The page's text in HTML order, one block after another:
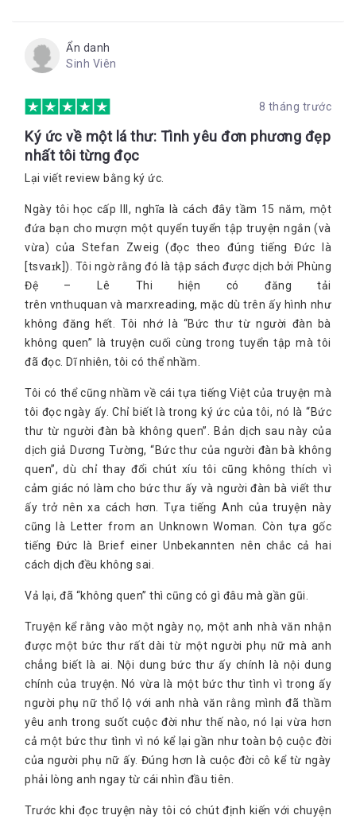
Ẩn danh
Sinh Viên
8 tháng trước
Ký ức về một lá thư: Tình yêu đơn phương đẹp
nhất tôi từng đọc
Lại viết review bằng ký ức.
Ngày tôi học cấp III, nghĩa là cách đây tầm 15 năm, một
đứa bạn cho mượn một quyển tuyển tập truyện ngắn (và
vừa) của Stefan Zweig (đọc theo đúng tiếng Đức là
[tsvaɪk]). Tôi ngờ rằng đó là tập sách được dịch bởi Phùng
Đệ – Lê Thi hiện có đăng tải
trên vnthuquan và marxreading, mặc dù trên ấy hình như
không đăng hết. Tôi nhớ là “Bức thư từ người đàn bà
không quen” là truyện cuối cùng trong tuyển tập mà tôi
đã đọc. Dĩ nhiên, tôi có thể nhầm.
Tôi có thể cũng nhầm về cái tựa tiếng Việt của truyện mà
tôi đọc ngày ấy. Chỉ biết là trong ký ức của tôi, nó là “Bức
thư từ người đàn bà không quen”. Bản dịch sau này của
dịch giả Dương Tường, “Bức thư của người đàn bà không
quen”, dù chỉ thay đổi chút xíu tôi cũng không thích vì
cảm giác nó làm cho bức thư ấy và người đàn bà viết thư
ấy trở nên xa cách hơn. Tựa tiếng Anh của truyện này
cũng là Letter from an Unknown Woman. Còn tựa gốc
tiếng Đức là Brief einer Unbekannten nên chắc cả hai
cách dịch đều không sai.
Vả lại, đã “không quen” thì cũng có gì đâu mà gần gũi.
Truyện kể rằng vào một ngày nọ, một anh nhà văn nhận
được một bức thư rất dài từ một người phụ nữ mà anh
chẳng biết là ai. Nội dung bức thư ấy chính là nội dung
chính của truyện. Nó vừa là một bức thư tình vì trong ấy
người phụ nữ thổ lộ với anh nhà văn rằng mình đã thầm
yêu anh trong suốt cuộc đời như thế nào, nó lại vừa hơn
cả một bức thư tình vì nó kể lại gần như toàn bộ cuộc đời
của người phụ nữ ấy. Đúng hơn là cuộc đời cô kể từ ngày
phải lòng anh ngay từ cái nhìn đầu tiên.
Trước khi đọc truyện này tôi có chút định kiến với chuyện